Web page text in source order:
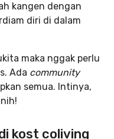
kangen dengan
diri di dalam
maka nggak perlu
Ada community
semua. Intinya,
kost coliving